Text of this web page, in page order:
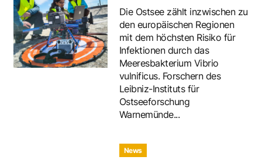
Die Ostsee zählt inzwischen zu
den europäischen Regionen
mit dem höchsten Risiko für
Infektionen durch das
Meeresbakterium Vibrio
vulnificus. Forschern des
Leibniz-Instituts für
Ostseeforschung
Warnemünde...
News